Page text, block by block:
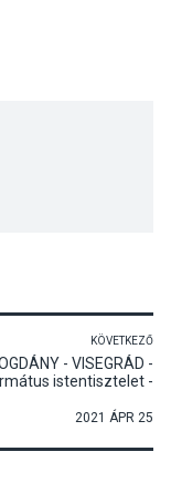
KÖVETKEZŐ
- VISEGRÁD -
istentisztelet -
2021 ÁPR 25